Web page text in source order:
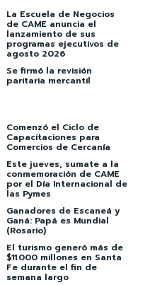
La Escuela de Negocios
de CAME anuncia el
lanzamiento de sus
programas ejecutivos de
agosto 2026
Se firmó la revisión
paritaria mercantil
Comenzó el Ciclo de
Capacitaciones para
Comercios de Cercanía
Este jueves, sumate a la
conmemoración de CAME
por el Día Internacional de
las Pymes
Ganadores de Escaneá y
Ganá: Papá es Mundial
(Rosario)
El turismo generó más de
$11.000 millones en Santa
Fe durante el fin de
semana largo